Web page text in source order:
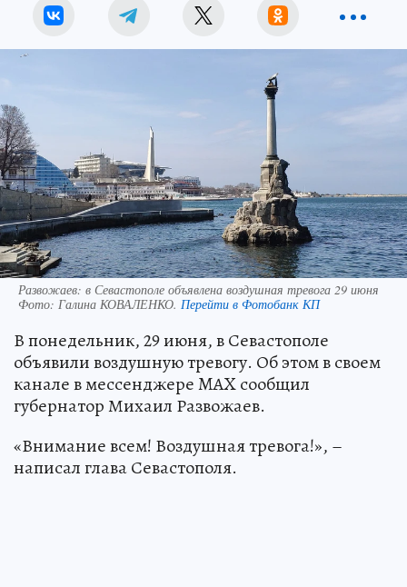
Развожаев: в Севастополе объявлена воздушная тревога 29 июня
Фото: Галина КОВАЛЕНКО. Перейти в Фотобанк КП
В понедельник, 29 июня, в Севастополе
объявили воздушную тревогу. Об этом в своем
канале в мессенджере MAX сообщил
губернатор Михаил Развожаев.
«Внимание всем! Воздушная тревога!», –
написал глава Севастополя.